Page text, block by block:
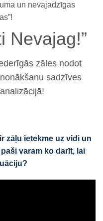
un nevajadzīgas
Nevajag!”
zāles nodot
sadzīves
zāļu ietekme uz vidi un
varam ko darīt, lai